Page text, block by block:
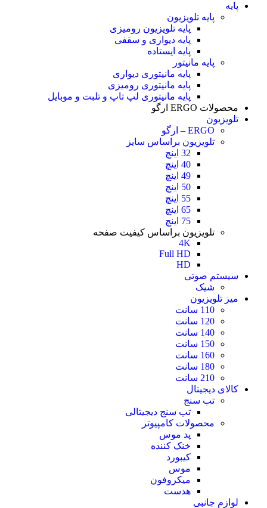
پایه
پایه تلویزیون
پایه تلویزیون رومیزی
پایه دیواری و سقفی
پایه ایستاده
پایه مانیتور
پایه مانیتوری دیواری
پایه مانیتوری رومیزی
پایه مانیتوری لپ تاپ و تلبت و موبایل
محصولات ERGO ارگو
تلویزیون
ERGO – ارگو
تلویزیون براساس سایز
32 اینچ
40 اینچ
49 اینچ
50 اینچ
55 اینچ
65 اینچ
75 اینچ
تلویزیون براساس کیفیت صفحه
4K
Full HD
HD
سیستم صوتی
شیک
میز تلویزیون
110 سانت
120 سانت
140 سانت
150 سانت
160 سانت
180 سانت
210 سانت
کالای دیجیتال
تب سنج
تب سنج دیجیتالی
محصولات کامپیوتر
پد موس
خنک کننده
کیبورد
موس
میکروفون
هدست
لوازم جانبی